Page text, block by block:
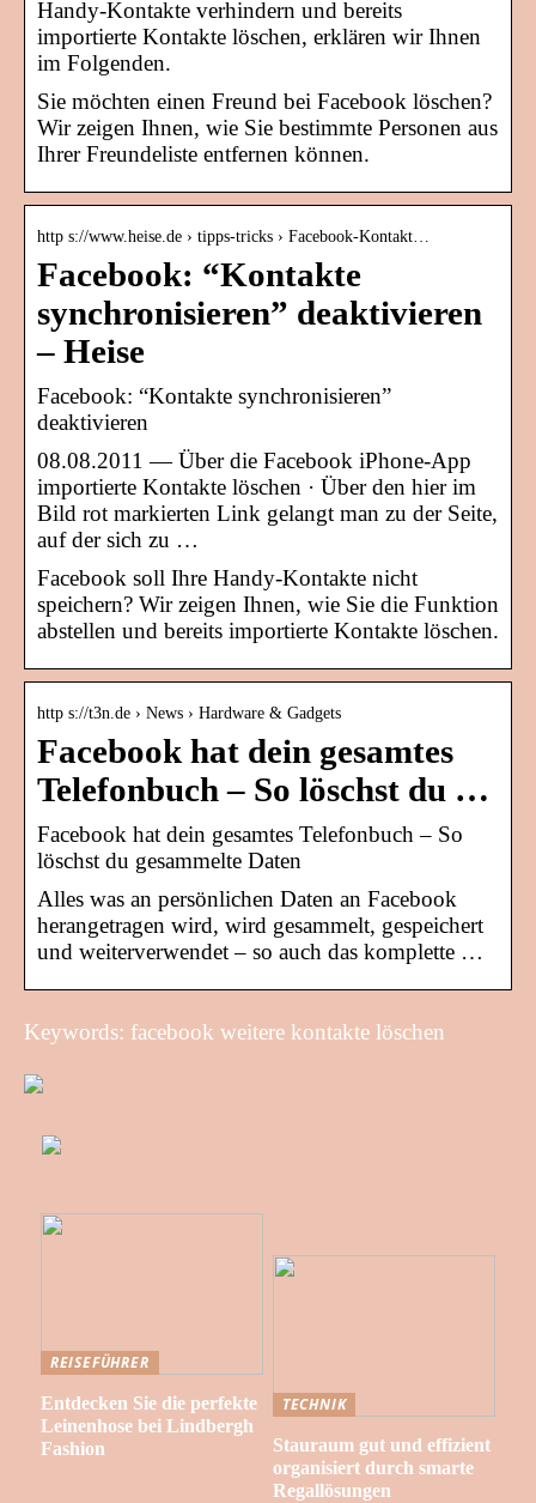
Handy-Kontakte verhindern und bereits
importierte Kontakte löschen, erklären wir Ihnen
im Folgenden.
Sie möchten einen Freund bei Facebook löschen?
Wir zeigen Ihnen, wie Sie bestimmte Personen aus
Ihrer Freundeliste entfernen können.
http s://www.heise.de › tipps-tricks › Facebook-Kontakt…
Facebook: “Kontakte
synchronisieren” deaktivieren
– Heise
Facebook: “Kontakte synchronisieren”
deaktivieren
08.08.2011 — Über die Facebook iPhone-App
importierte Kontakte löschen · Über den hier im
Bild rot markierten Link gelangt man zu der Seite,
auf der sich zu …
Facebook soll Ihre Handy-Kontakte nicht
speichern? Wir zeigen Ihnen, wie Sie die Funktion
abstellen und bereits importierte Kontakte löschen.
http s://t3n.de › News › Hardware & Gadgets
Facebook hat dein gesamtes
Telefonbuch – So löschst du …
Facebook hat dein gesamtes Telefonbuch – So
löschst du gesammelte Daten
Alles was an persönlichen Daten an Facebook
herangetragen wird, wird gesammelt, gespeichert
und weiterverwendet – so auch das komplette …
Keywords: facebook weitere kontakte löschen
REISEFÜHRER
Entdecken Sie die perfekte
Leinenhose bei Lindbergh
Fashion
TECHNIK
Stauraum gut und effizient
organisiert durch smarte
Regallösungen